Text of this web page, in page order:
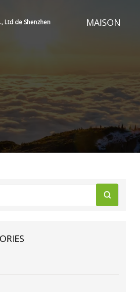
Ltd de Shenzhen MAISON